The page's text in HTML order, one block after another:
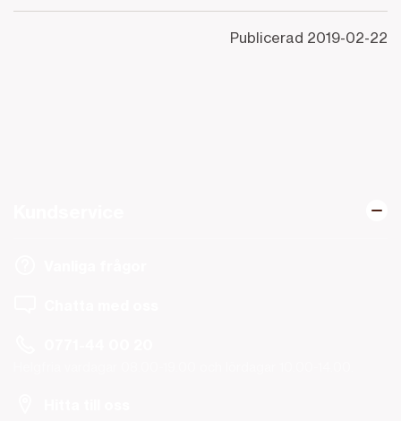
Publicerad 2019-02-22